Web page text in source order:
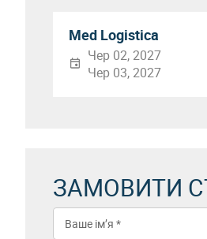
Med Logistica
Чер 02, 2027
Чер 03, 2027
ЗАМОВИТИ